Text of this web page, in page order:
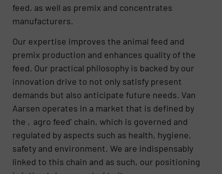
feed, as well as premix and concentrates
manufacturers.
Our expertise improves the animal feed and
premix production and enhances quality of the
feed. Our practical philosophy is backed by our
innovation drive to not only satisfy present
demands but also anticipate future needs. Van
Aarsen operates in a market that is defined by
the ‚agro feed’ chain, which is governed and
regulated by aspects such as health, hygiene,
safety and environment. We are indispensably
linked to this chain and as such, our positioning